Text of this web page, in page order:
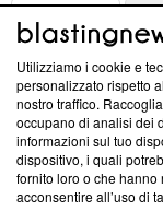
ABOUT
Questa sezione
News, sui nostri
creare news di
‘Trust Project -
ancora membro
parte; Trust
Utilizziamo i cookie e
personalizzato rispetto
nostro traffico.
occupano di analisi dei
informazioni sul tuo
dispositivo, i quali
fornito loro o che hanno
acconsentire all’uso di